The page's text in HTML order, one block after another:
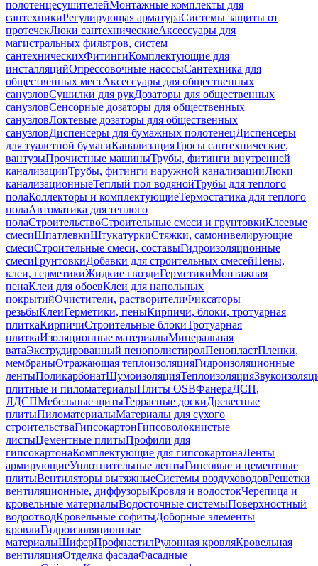
полотенцесушителейМонтажные комплекты для
сантехникиРегулирующая арматураСистемы защиты от
протечекЛюки сантехническиеАксессуары для
магистральных фильтров, систем
сантехническихФитингиКомплектующие для
инсталляцийОпрессовочные насосыСантехника для
общественных местАксессуары для общественных
санузловСушилки для рукДозаторы для общественных
санузловСенсорные дозаторы для общественных
санузловЛоктевые дозаторы для общественных
санузловДиспенсеры для бумажных полотенецДиспенсеры
для туалетной бумагиКанализацияТросы сантехнические,
вантузыПрочистные машиныТрубы, фитинги внутренней
канализацииТрубы, фитинги наружной канализацииЛюки
канализационныеТеплый пол водянойТрубы для теплого
полаКоллекторы и комплектующиеТермостатика для теплого
полаАвтоматика для теплого
полаСтроительствоСтроительные смеси и грунтовкиКлеевые
смесиШпатлевкиШтукатуркиСтяжки, самонивелирующие
смесиСтроительные смеси, составыГидроизоляционные
смесиГрунтовкиДобавки для строительных смесейПены,
клеи, герметикиЖидкие гвоздиГерметикиМонтажная
пенаКлеи для обоевКлеи для напольных
покрытийОчистители, растворителиФиксаторы
резьбыКлеиГерметики, пеныКирпичи, блоки, тротуарная
плиткаКирпичиСтроительные блокиТротуарная
плиткаИзоляционные материалыМинеральная
ватаЭкструдированный пенополистиролПенопластПленки,
мембраныОтражающая теплоизоляцияГидроизоляционные
лентыПоликарбонатШумоизоляцияТеплоизоляция
плитные и пиломатериалыПлиты OSBФанераДСП,
ЛДСПМебельные щитыТеррасные доскиДревесные
плитыПиломатериалыМатериалы для сухого
строительстваГипсокартонГипсоволокнистые
листыЦементные плитыПрофили для
гипсокартонаКомплектующие для гипсокартонаЛенты
армирующиеУплотнительные лентыГипсовые и цементные
плитыВентиляторы вытяжныеСистемы воздуховодовРешетки
вентиляционные, диффузорыКровля и водостокЧерепица и
кровельные материалыВодосточные системыПоверхностный
водоотводКровельные софитыДоборные элементы
кровлиГидроизоляционные
материалыШиферПрофнастилРулонная кровляКровельная
вентиляцияОтделка фасадаФасадные